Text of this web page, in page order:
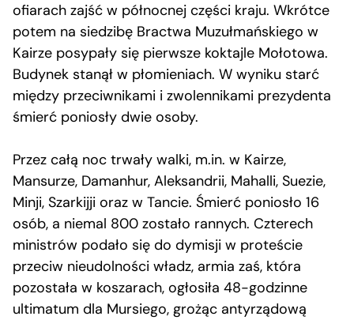
ofiarach zajść w północnej części kraju. Wkrótce
potem na siedzibę Bractwa Muzułmańskiego w
Kairze posypały się pierwsze koktajle Mołotowa.
Budynek stanął w płomieniach. W wyniku starć
między przeciwnikami i zwolennikami prezydenta
śmierć poniosły dwie osoby.
Przez całą noc trwały walki, m.in. w Kairze,
Mansurze, Damanhur, Aleksandrii, Mahalli, Suezie,
Minji, Szarkijji oraz w Tancie. Śmierć poniosło 16
osób, a niemal 800 zostało rannych. Czterech
ministrów podało się do dymisji w proteście
przeciw nieudolności władz, armia zaś, która
pozostała w koszarach, ogłosiła 48-godzinne
ultimatum dla Mursiego, grożąc antyrządową